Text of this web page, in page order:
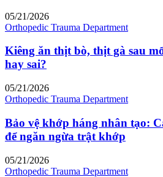
05/21/2026
Orthopedic Trauma Department
Kiêng ăn thịt bò, thịt gà sau
hay sai?
05/21/2026
Orthopedic Trauma Department
Bảo vệ khớp háng nhân tạo:
để ngăn ngừa trật khớp
05/21/2026
Orthopedic Trauma Department